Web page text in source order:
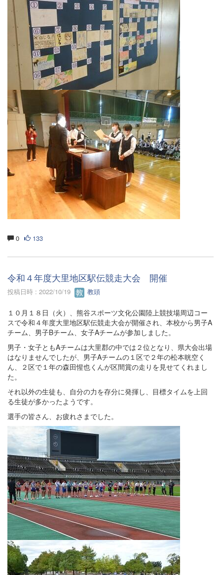
0 133
令和４年度大里地区駅伝競走大会 開催
投稿日時 : 2022/10/19 教頭
１０月１８日（火）、熊谷スポーツ文化公園陸上競技場周辺コー
スで令和４年度大里地区駅伝競走大会が開催され、本校から男子A
チーム、男子Bチーム、女子Aチームが参加しました。
男子・女子ともAチームは大里郡の中では２位となり、県大会出場
はなりませんでしたが、男子Aチームの１区で２年の松本晄空く
ん、２区で１年の森田惺也くんが区間賞の走りを見せてくれまし
た。
それ以外の生徒も、自分の力を存分に発揮し、目標タイムを上回
る生徒が多かったようです。
選手の皆さん、お疲れさまでした。